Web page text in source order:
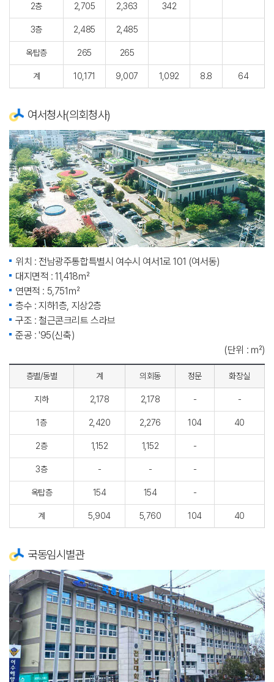
2층 2,705 2,363 342
3층 2,485 2,485
옥탑층 265 265
계 10,171 9,007 1,092 8.8 64
여서청사(의회청사)
위치 : 전남광주통합특별시 여수시 여서1로 101 (여서동)
대지면적 : 11,418㎡
연면적 : 5,751㎡
층수 : 지하1층, 지상2층
구조 : 철근콘크리트 스라브
준공 : '95(신축)
(단위 : ㎡)
층별/동별 계 의회동 정문 화장실
지하 2,178 2,178 - -
1층 2,420 2,276 104 40
2층 1,152 1,152 -
3층 - - -
옥탑층 154 154 -
계 5,904 5,760 104 40
국동임시별관